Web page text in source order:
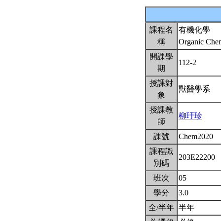
課程名
稱
有機化學
Organic
開課學
期
112-2
授課對
象
獸醫學系
授課教
師
柳玗珍
課號
Chem2020
課程識
別碼
203E22200
班次
05
學分
3.0
全/半年 半年